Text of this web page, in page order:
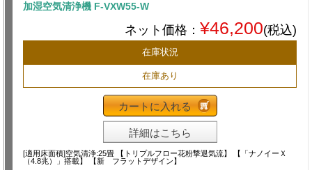
加湿空気清浄機 F-VXW55-W
ネット価格： ¥46,200(税込)
在庫状況
在庫あり
カートに入れる
詳細はこちら
[適用床面積]空気清浄:25畳 【トリプルフロー花粉撃退気流】 【「ナノイーＸ
（4.8兆）」搭載】 【新 フラットデザイン】